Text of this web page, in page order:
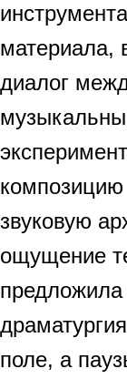
материала,
диалог
звуковую
ощущение
поле, а